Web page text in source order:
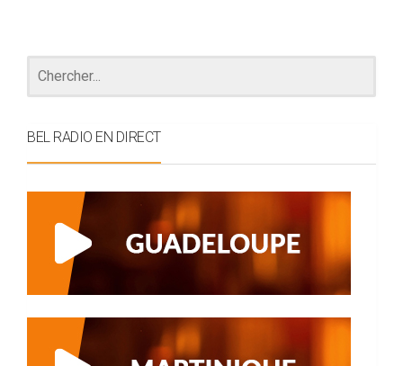
BEL RADIO EN DIRECT